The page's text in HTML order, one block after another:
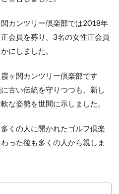
カンツリー倶楽部では2018年
会員を募り、3名の女性正会員
にしました。
ヶ関カンツリー倶楽部です
古い伝統を守りつつも、新し
な姿勢を世間に示しました。
くの人に開かれたゴルフ倶楽
った後も多くの人から親しま